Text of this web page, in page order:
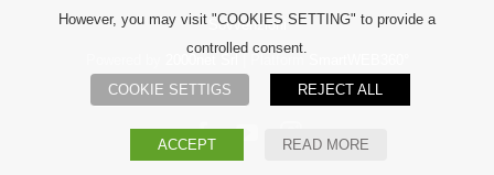
Sovvenzioni
Facebook
However, you may visit "COOKIES SETTING" to provide a
controlled consent.
COOKIE SETTIGS REJECT ALL
ACCEPT READ MORE